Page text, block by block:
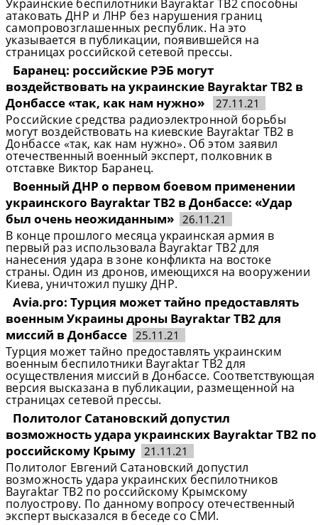
Украинские беспилотники Bayraktar TB2 способны
атаковать ДНР и ЛНР без нарушения границ
самопровозглашенных республик. На это
указывается в публикации, появившейся на
страницах российской сетевой прессы.
Баранец: российские РЭБ могут
воздействовать на украинские Bayraktar TB2 в
Донбассе «так, как нам нужно»
27.11.21
Российские средства радиоэлектронной борьбы
могут воздействовать на киевские Bayraktar TB2 в
Донбассе «так, как нам нужно». Об этом заявил
отечественный военный эксперт, полковник в
отставке Виктор Баранец.
Военный ДНР о первом боевом применении
украинского Bayraktar TB2 в Донбассе: «Удар
был очень неожиданным» 26.11.21
В конце прошлого месяца украинская армия в
первый раз использовала Bayraktar TB2 для
нанесения удара в зоне конфликта на востоке
страны. Один из дронов, имеющихся на вооружении
Киева, уничтожил пушку ДНР.
Avia.pro: Турция может тайно предоставлять
военным Украины дроны Bayraktar TB2 для
миссий в Донбассе 25.11.21
Турция может тайно предоставлять украинским
военным беспилотники Bayraktar TB2 для
осуществления миссий в Донбассе. Соответствующая
версия высказана в публикации, размещенной на
страницах сетевой прессы.
Политолог Сатановский допустил
возможность удара украинских Bayraktar TB2 по
российскому Крыму 21.11.21
Политолог Евгений Сатановский допустил
возможность удара украинских беспилотников
Bayraktar TB2 по российскому Крымскому
полуострову. По данному вопросу отечественный
эксперт высказался в беседе со СМИ.